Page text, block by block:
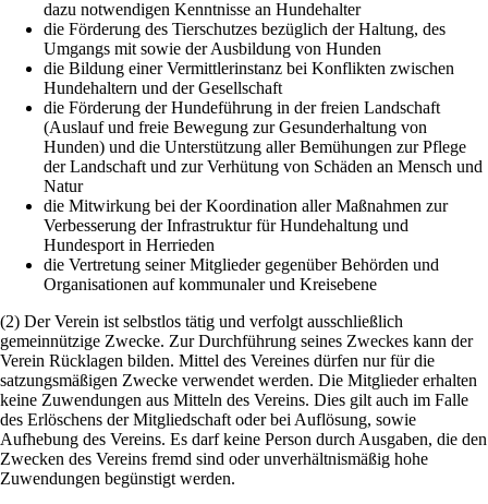
dazu notwendigen Kenntnisse an Hundehalter
die Förderung des Tierschutzes bezüglich der Haltung, des
Umgangs mit sowie der Ausbildung von Hunden
die Bildung einer Vermittlerinstanz bei Konflikten zwischen
Hundehaltern und der Gesellschaft
die Förderung der Hundeführung in der freien Landschaft
(Auslauf und freie Bewegung zur Gesunderhaltung von
Hunden) und die Unterstützung aller Bemühungen zur Pflege
der Landschaft und zur Verhütung von Schäden an Mensch und
Natur
die Mitwirkung bei der Koordination aller Maßnahmen zur
Verbesserung der Infrastruktur für Hundehaltung und
Hundesport in Herrieden
die Vertretung seiner Mitglieder gegenüber Behörden und
Organisationen auf kommunaler und Kreisebene
(2) Der Verein ist selbstlos tätig und verfolgt ausschließlich
gemeinnützige Zwecke. Zur Durchführung seines Zweckes kann der
Verein Rücklagen bilden. Mittel des Vereines dürfen nur für die
satzungsmäßigen Zwecke verwendet werden. Die Mitglieder erhalten
keine Zuwendungen aus Mitteln des Vereins. Dies gilt auch im Falle
des Erlöschens der Mitgliedschaft oder bei Auflösung, sowie
Aufhebung des Vereins. Es darf keine Person durch Ausgaben, die den
Zwecken des Vereins fremd sind oder unverhältnismäßig hohe
Zuwendungen begünstigt werden.